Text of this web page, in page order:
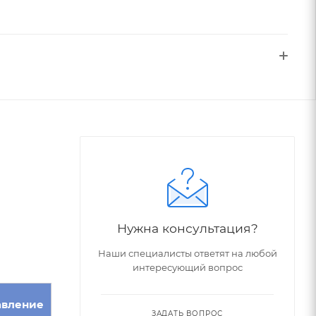
Нужна консультация?
Наши специалисты ответят на любой
интересующий вопрос
ЗАДАТЬ ВОПРОС